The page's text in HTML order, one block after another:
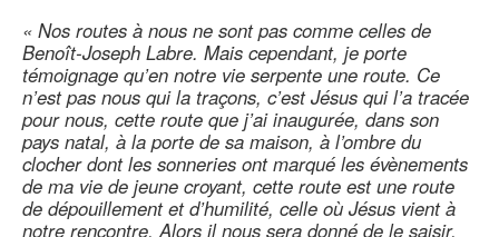
« Nos routes à nous ne sont pas comme celles de
Benoît-Joseph Labre. Mais cependant, je porte
témoignage qu’en notre vie serpente une route. Ce
n’est pas nous qui la traçons, c’est Jésus qui l’a tracée
pour nous, cette route que j’ai inaugurée, dans son
pays natal, à la porte de sa maison, à l’ombre du
clocher dont les sonneries ont marqué les évènements
de ma vie de jeune croyant, cette route est une route
de dépouillement et d’humilité, celle où Jésus vient à
notre rencontre. Alors il nous sera donné de le saisir,